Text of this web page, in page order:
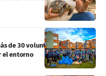
de 30 voluntarios recorrieron
el entorno